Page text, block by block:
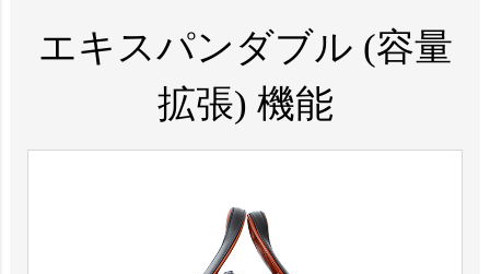
エキスパンダブル (容量
拡張) 機能